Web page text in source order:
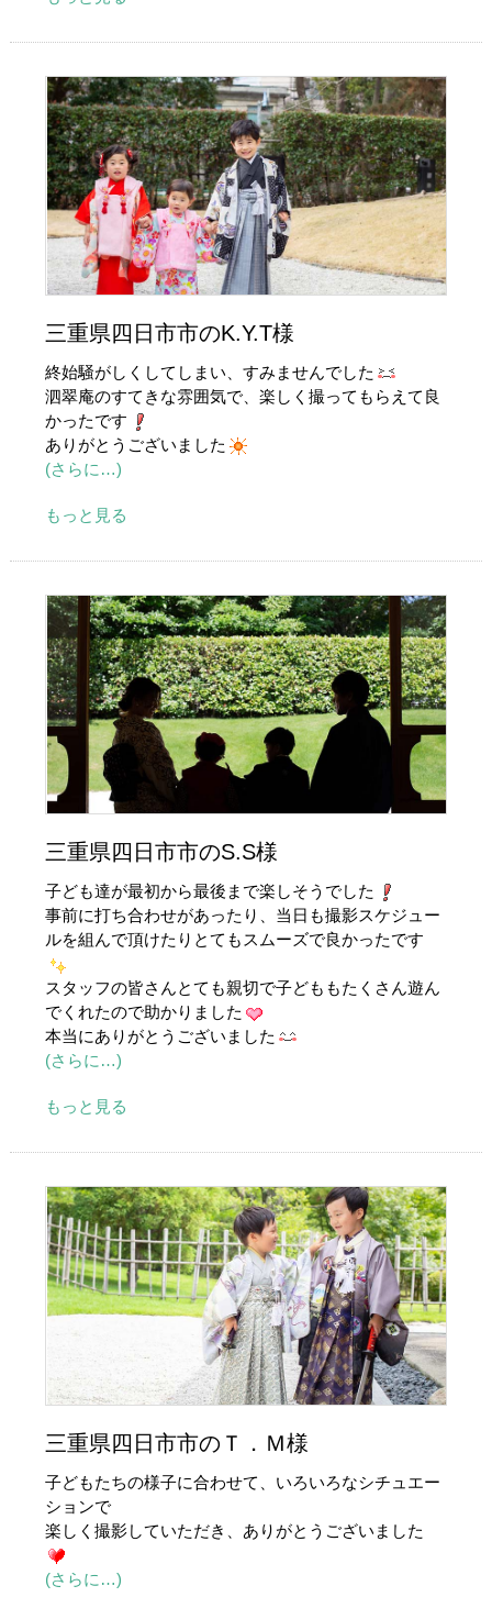
三重県四日市市のK.Y.T様
終始騒がしくしてしまい、すみませんでした
泗翠庵のすてきな雰囲気で、楽しく撮ってもらえて良
かったです
ありがとうございました
(さらに…)
もっと見る
三重県四日市市のS.S様
子ども達が最初から最後まで楽しそうでした
事前に打ち合わせがあったり、当日も撮影スケジュー
ルを組んで頂けたりとてもスムーズで良かったです
スタッフの皆さんとても親切で子どももたくさん遊ん
でくれたので助かりました
本当にありがとうございました
(さらに…)
もっと見る
三重県四日市市のＴ．Ｍ様
子どもたちの様子に合わせて、いろいろなシチュエー
ションで
楽しく撮影していただき、ありがとうございました
(さらに…)